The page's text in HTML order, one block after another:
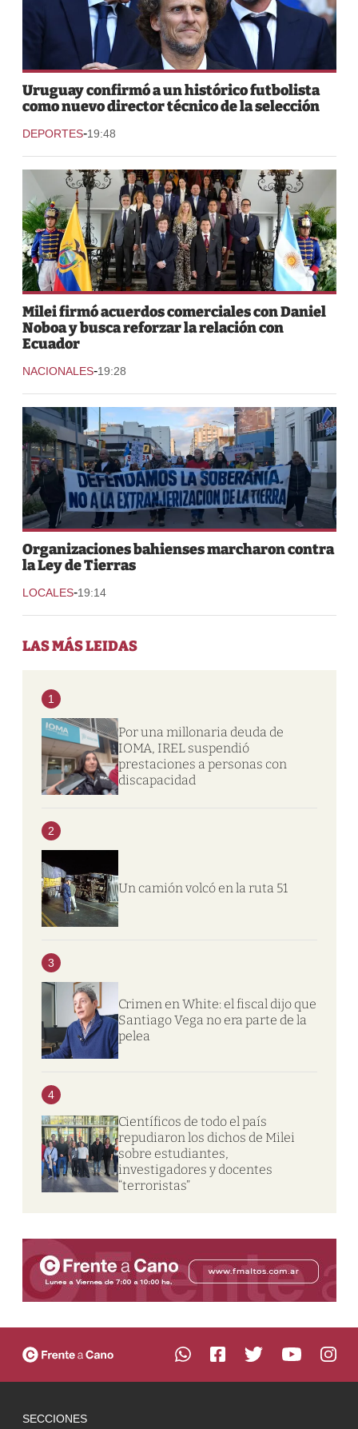
Uruguay confirmó a un histórico futbolista
como nuevo director técnico de la selección
DEPORTES-19:48
Milei firmó acuerdos comerciales con Daniel
Noboa y busca reforzar la relación con
Ecuador
NACIONALES-19:28
Organizaciones bahienses marcharon contra
la Ley de Tierras
LOCALES-19:14
LAS MÁS LEIDAS
1
Por una millonaria deuda de
IOMA, IREL suspendió
prestaciones a personas con
discapacidad
2
Un camión volcó en la ruta 51
3
Crimen en White: el fiscal dijo que
Santiago Vega no era parte de la
pelea
4
Científicos de todo el país
repudiaron los dichos de Milei
sobre estudiantes,
investigadores y docentes
“terroristas”
SECCIONES